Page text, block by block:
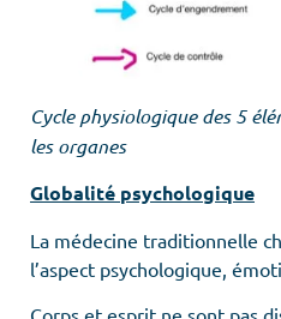
Cycle physiologique des 5
les organes
Globalité psychologique
La médecine traditionnelle
l’aspect psychologique,